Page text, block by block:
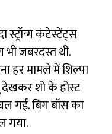
स्ट्रॉन्ग कंटेस्टेंट्स
जबरदस्त थी.
हर मामले में शिल्पा
शो के होस्ट
गई. बिग बॉस का
गया.